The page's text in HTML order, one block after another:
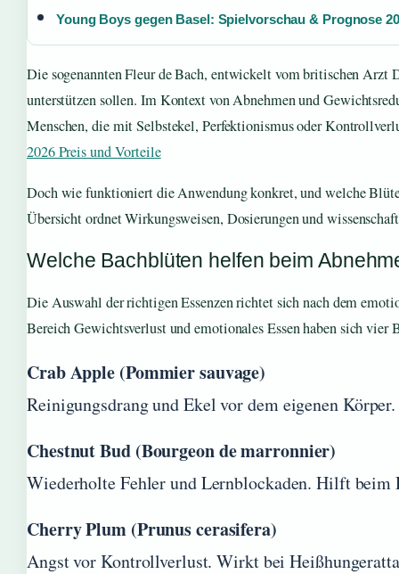
Young Boys gegen Basel: Spielvorschau & Prognose
Die sogenannten Fleur de Bach, entwickelt vom britischen Arzt
unterstützen sollen. Im Kontext von Abnehmen und
Menschen, die mit Selbstekel, Perfektionismus oder
2026 Preis und Vorteile
Doch wie funktioniert die Anwendung konkret, und welche
Übersicht ordnet Wirkungsweisen, Dosierungen und
Welche Bachblüten helfen beim
Die Auswahl der richtigen Essenzen richtet sich nach dem
Bereich Gewichtsverlust und emotionales Essen haben sich vier
Crab Apple (Pommier sauvage)
Reinigungsdrang und Ekel vor dem eigenen
Chestnut Bud (Bourgeon de marronnier)
Wiederholte Fehler und Lernblockaden. Hilft beim
Cherry Plum (Prunus cerasifera)
Angst vor Kontrollverlust. Wirkt bei